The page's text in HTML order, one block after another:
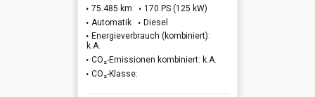
75.485 km
170 PS (125 kW)
Automatik
Diesel
Energieverbrauch (kombiniert):
k.A.
CO₂-Emissionen kombiniert: k.A.
CO₂-Klasse: